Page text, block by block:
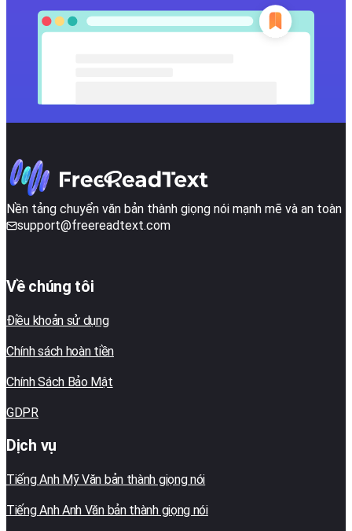
Nền tảng chuyển văn bản thành giọng nói mạnh mẽ và an toàn
support@freereadtext.com
Về chúng tôi
Điều khoản sử dụng
Chính sách hoàn tiền
Chính Sách Bảo Mật
GDPR
Dịch vụ
Tiếng Anh Mỹ Văn bản thành giọng nói
Tiếng Anh Anh Văn bản thành giọng nói